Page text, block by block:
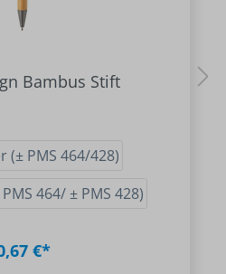
Bambus Stift
(± PMS 464/428)
464/ ± PMS 428)
€*